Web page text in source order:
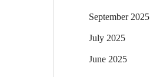
September 2025
July 2025
June 2025